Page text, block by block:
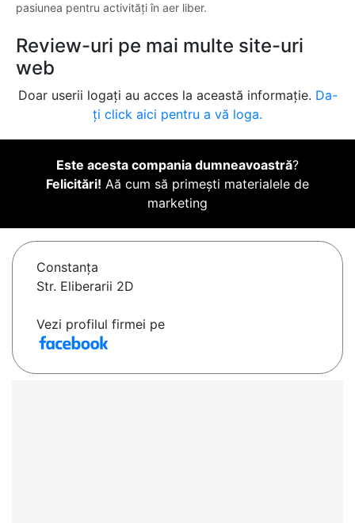
pasiunea pentru activități în aer liber.
Review-uri pe mai multe site-uri
web
Doar userii logați au acces la această informație. Da-
ți click aici pentru a vă loga.
Este acesta compania dumneavoastră?
Felicitări! Aă cum să primești materialele de
marketing
Constanţa
Str. Eliberarii 2D
Vezi profilul firmei pe